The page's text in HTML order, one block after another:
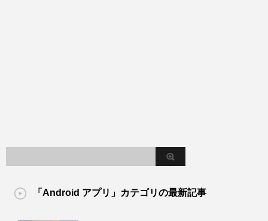
「Android アプリ」カテゴリの最新記事